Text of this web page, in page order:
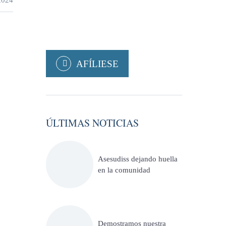
AFÍLIESE
ÚLTIMAS NOTICIAS
Asesudiss dejando huella
en la comunidad
Demostramos nuestra